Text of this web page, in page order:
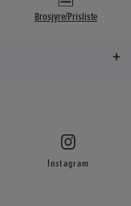
Brosjyre/Prisliste
Instagram